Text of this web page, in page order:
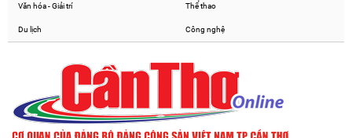
Văn hóa - Giải trí Thể thao
Du lịch Công nghệ